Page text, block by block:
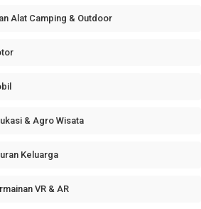
Alat Camping & Outdoor
& Agro Wisata
Keluarga
VR & AR